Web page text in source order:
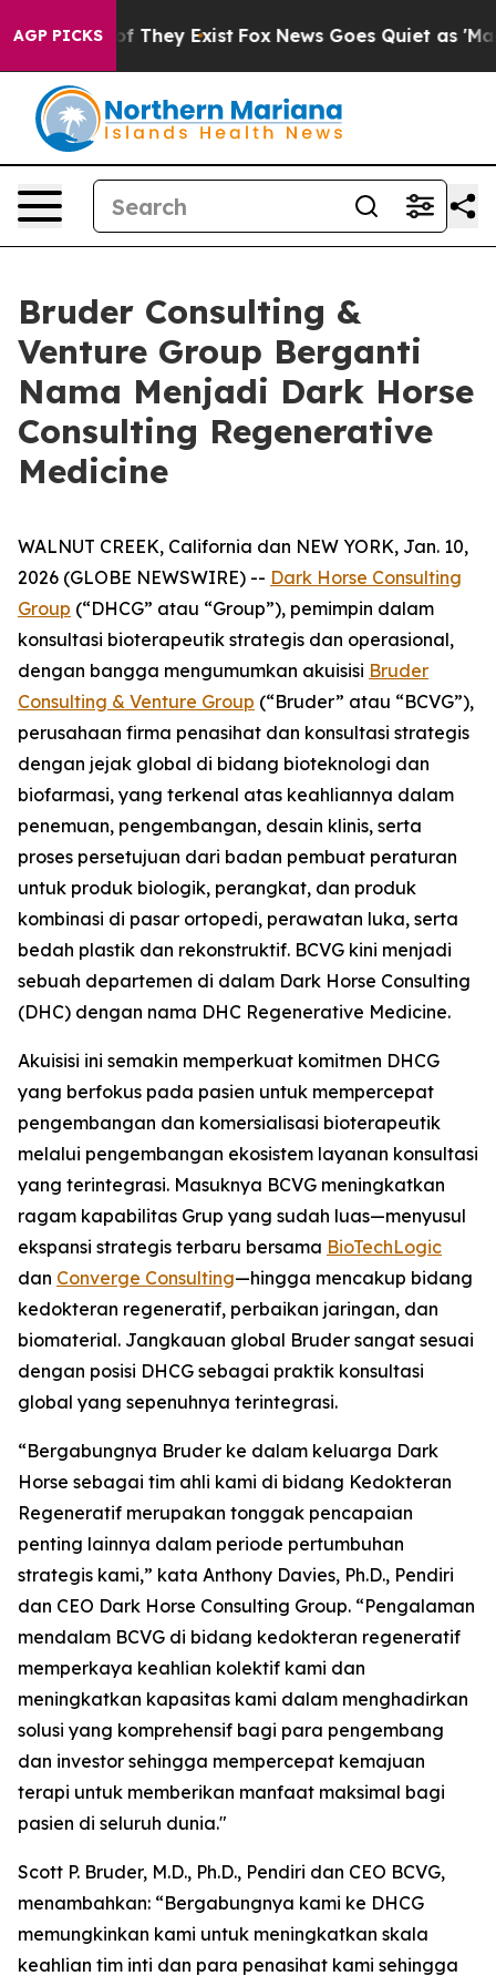
AGP PICKS
no Proof They Exist Fox News Goes Quiet as 'Maga
Bruder Consulting &
Venture Group Berganti
Nama Menjadi Dark Horse
Consulting Regenerative
Medicine
WALNUT CREEK, California dan NEW YORK, Jan. 10,
2026 (GLOBE NEWSWIRE) -- Dark Horse Consulting
Group (“DHCG” atau “Group”), pemimpin dalam
konsultasi bioterapeutik strategis dan operasional,
dengan bangga mengumumkan akuisisi Bruder
Consulting & Venture Group (“Bruder” atau “BCVG”),
perusahaan firma penasihat dan konsultasi strategis
dengan jejak global di bidang bioteknologi dan
biofarmasi, yang terkenal atas keahliannya dalam
penemuan, pengembangan, desain klinis, serta
proses persetujuan dari badan pembuat peraturan
untuk produk biologik, perangkat, dan produk
kombinasi di pasar ortopedi, perawatan luka, serta
bedah plastik dan rekonstruktif. BCVG kini menjadi
sebuah departemen di dalam Dark Horse Consulting
(DHC) dengan nama DHC Regenerative Medicine.
Akuisisi ini semakin memperkuat komitmen DHCG
yang berfokus pada pasien untuk mempercepat
pengembangan dan komersialisasi bioterapeutik
melalui pengembangan ekosistem layanan konsultasi
yang terintegrasi. Masuknya BCVG meningkatkan
ragam kapabilitas Grup yang sudah luas—menyusul
ekspansi strategis terbaru bersama BioTechLogic
dan Converge Consulting—hingga mencakup bidang
kedokteran regeneratif, perbaikan jaringan, dan
biomaterial. Jangkauan global Bruder sangat sesuai
dengan posisi DHCG sebagai praktik konsultasi
global yang sepenuhnya terintegrasi.
“Bergabungnya Bruder ke dalam keluarga Dark
Horse sebagai tim ahli kami di bidang Kedokteran
Regeneratif merupakan tonggak pencapaian
penting lainnya dalam periode pertumbuhan
strategis kami,” kata Anthony Davies, Ph.D., Pendiri
dan CEO Dark Horse Consulting Group. “Pengalaman
mendalam BCVG di bidang kedokteran regeneratif
memperkaya keahlian kolektif kami dan
meningkatkan kapasitas kami dalam menghadirkan
solusi yang komprehensif bagi para pengembang
dan investor sehingga mempercepat kemajuan
terapi untuk memberikan manfaat maksimal bagi
pasien di seluruh dunia."
Scott P. Bruder, M.D., Ph.D., Pendiri dan CEO BCVG,
menambahkan: “Bergabungnya kami ke DHCG
memungkinkan kami untuk meningkatkan skala
keahlian tim inti dan para penasihat kami sehingga